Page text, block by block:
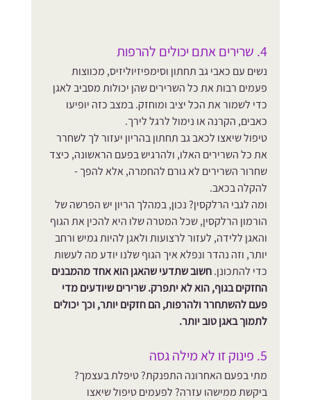
4. שרירים אתם יכולים להרפות
נשים עם כאבי גב תחתון וסימפיזיוליזיס, מכווצות
פעמים רבות את כל השרירים שהן יכולות מסביב לאגן
כדי לשמור את הכל יציב ומוחזק. במצב כזה יופיעו
כאבים, הקרנה או נימול לרגל לירך.
טיפול שיאצו לכאב גב תחתון בהריון יעזור לך לשחרר
את כל השרירים האלו, ולהרגיש בפעם הראשונה, כיצד
שחרור השרירים לא גורם להחמרה, אלא להפך -
להקלה בכאב.
ומה לגבי הרלקסין? נכון, במהלך הריון יש הפרשה של
הורמון הרלקסין, שכל המטרה שלו היא להכין את הגוף
והאגן ללידה, לעזור לרצועות ולאגן להיות גמיש ורחב
יותר, וזה נהדר ונפלא איך הגוף שלנו יודע מה לעשות
כדי להתכונן. חשוב שתדעי שהאגן הוא אחד מהמבנים
החזקים בגוף, הוא לא יתפרק. שרירים שיודעים מדי
פעם להשתחרר ולהרפות, הם חזקים יותר, וכך יכולים
לתמוך באגן טוב יותר.
5. פינוק זו לא מילה גסה
מתי בפעם האחרונה התפנקת? טיפלת בעצמך?
ביקשת ממישהו עזרה? לפעמים טיפול שיאצו